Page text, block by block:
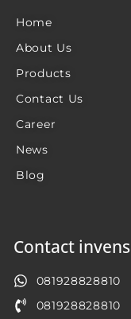
Home
About Us
Products
Contact Us
Career
News
Blog
Contact invens
081928828810
081928828810